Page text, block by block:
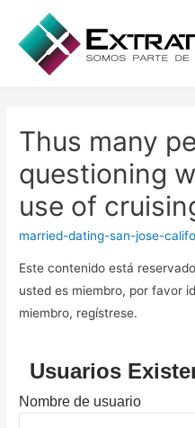
Thus many
questioning
use of
married-dating-san-jose-
Este contenido está
usted es miembro, por favor
miembro, regístrese.
Usuarios
Nombre de usuario